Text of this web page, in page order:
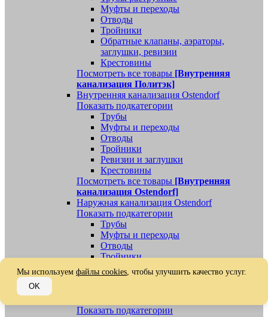
Муфты и переходы
Отводы
Тройники
Обратные клапаны, аэраторы,
заглушки, ревизии
Крестовины
Посмотреть все товары [Внутренняя
канализация Политэк]
Внутренняя канализация Ostendorf
Показать подкатегории
Трубы
Муфты и переходы
Отводы
Тройники
Ревизии и заглушки
Крестовины
Посмотреть все товары [Внутренняя
канализация Ostendorf]
Наружная канализация Ostendorf
Показать подкатегории
Трубы
Муфты и переходы
Отводы
Тройники
Ревизии, заглушки, обратные клапаны
Посмотреть все товары[Наружная
Показать подкатегории
Мы используем файлы cookies, чтобы улучшить качество услуг.
OK